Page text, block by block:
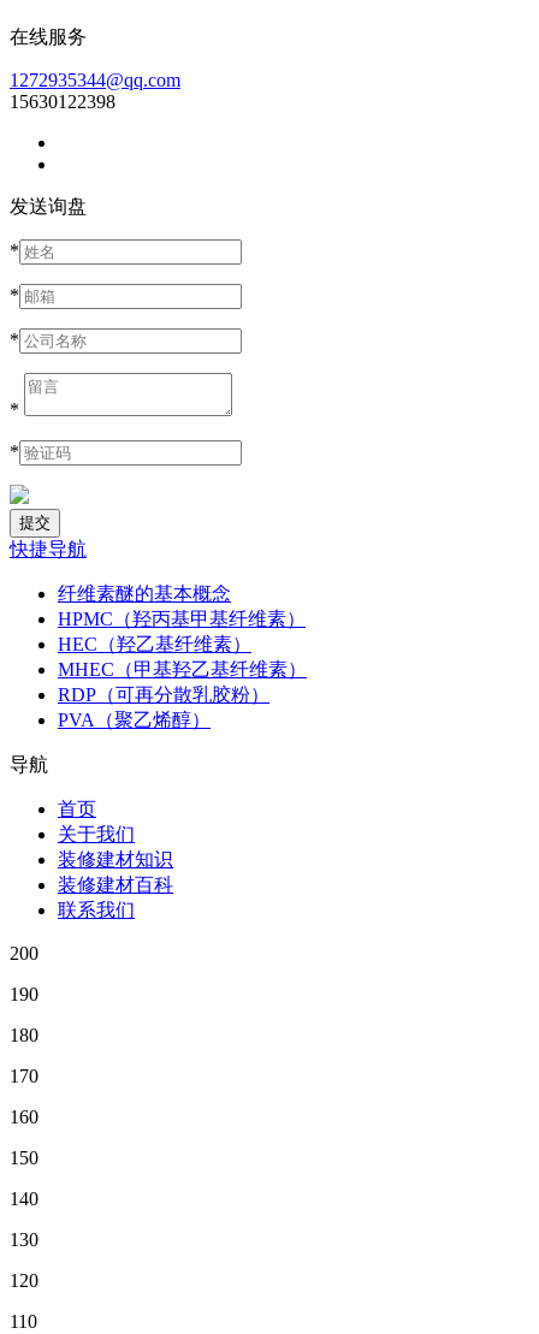
在线服务
1272935344@qq.com
15630122398
发送询盘
*
*
*
*
*
快捷导航
纤维素醚的基本概念
HPMC（羟丙基甲基纤维素）
HEC（羟乙基纤维素）
MHEC（甲基羟乙基纤维素）
RDP（可再分散乳胶粉）
PVA（聚乙烯醇）
导航
首页
关于我们
装修建材知识
装修建材百科
联系我们
200
190
180
170
160
150
140
130
120
110